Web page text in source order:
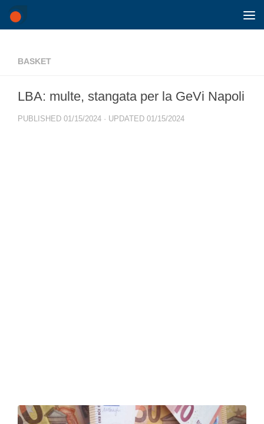
Skip to content
BASKET
LBA: multe, stangata per la GeVi Napoli
PUBLISHED 01/15/2024 · UPDATED 01/15/2024